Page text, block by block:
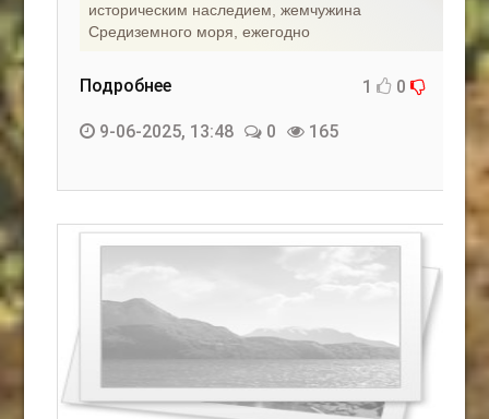
историческим наследием, жемчужина
Средиземного моря, ежегодно
Подробнее 1 0
9-06-2025, 13:48 0 165